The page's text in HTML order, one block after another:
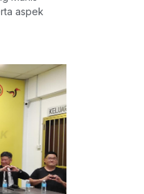
aspek